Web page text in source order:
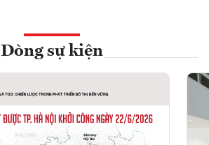
Dòng sự kiện